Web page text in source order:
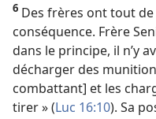
6 Des frères ont tout
conséquence. Frère
dans le principe, il n’y
décharger des
combattant] et les
tirer » (Luc 16:10). Sa